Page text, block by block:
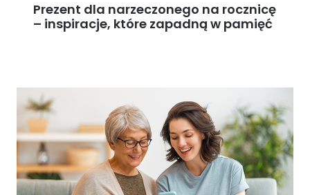
Prezent dla narzeczonego na rocznicę
– inspiracje, które zapadną w pamięć